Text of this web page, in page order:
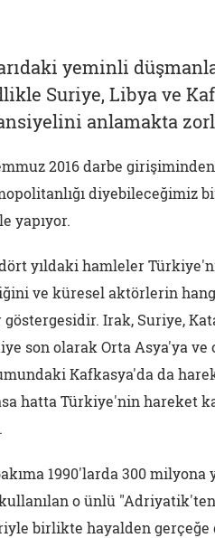
yeminli
Suriye, Libya ve
anlamakta
2016 darbe
diyebileceğimiz
yapıyor.
yıldaki hamleler
ve küresel aktörlerin
Irak, Suriye,
son olarak Orta Asya'ya ve
Kafkasya'da da
hatta Türkiye'nin hareket
1990'larda 300
o ünlü
birlikte hayalden gerçeğe